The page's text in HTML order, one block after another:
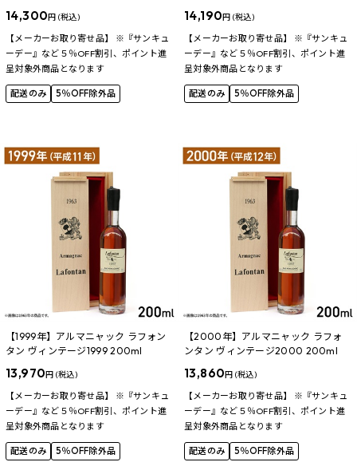
14,300円 (税込)
【メーカーお取り寄せ品】 ※『サンキュ
ーデー』など５％OFF割引、ポイント進
呈対象外商品となります
配送のみ 5％OFF除外品
14,190円 (税込)
【メーカーお取り寄せ品】 ※『サンキュ
ーデー』など５％OFF割引、ポイント進
呈対象外商品となります
配送のみ 5％OFF除外品
【1999年】アルマニャック ラフォン
タン ヴィンテージ1999 200ml
13,970円 (税込)
【メーカーお取り寄せ品】 ※『サンキュ
ーデー』など５％OFF割引、ポイント進
呈対象外商品となります
配送のみ 5％OFF除外品
【2000年】アルマニャック ラフォ
ンタン ヴィンテージ2000 200ml
13,860円 (税込)
【メーカーお取り寄せ品】 ※『サンキュ
ーデー』など５％OFF割引、ポイント進
呈対象外商品となります
配送のみ 5％OFF除外品